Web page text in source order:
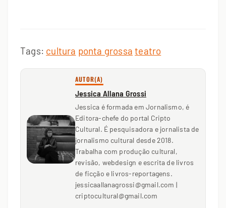
Tags: cultura ponta grossa teatro
AUTOR(A)
Jessica Allana Grossi
Jessica é formada em Jornalismo, é
Editora-chefe do portal Cripto
Cultural. É pesquisadora e jornalista de
jornalismo cultural desde 2018.
Trabalha com produção cultural,
revisão, webdesign e escrita de livros
de ficção e livros-reportagens.
jessicaallanagrossi@gmail.com |
criptocultural@gmail.com